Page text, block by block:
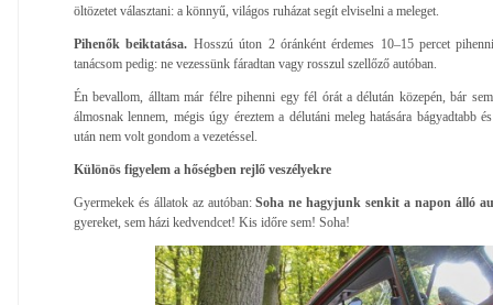
öltözetet választani: a könnyű, világos ruházat segít elviselni a meleget.
Pihenők beiktatása. Hosszú úton 2 óránként érdemes 10–15 percet
tanácsom pedig: ne vezessünk fáradtan vagy rosszul szellőző autóban.
Én bevallom, álltam már félre pihenni egy fél órát a délután közepén, bár
álmosnak lennem, mégis úgy éreztem a délutáni meleg hatására bágyadtabb
után nem volt gondom a vezetéssel.
Különös figyelem a hőségben rejlő veszélyekre
Gyermekek és állatok az autóban:Soha ne hagyjunk senkit a napon álló
gyereket, sem házi kedvendcet! Kis időre sem! Soha!